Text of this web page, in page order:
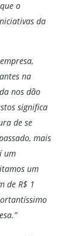
o
da
na
nos dão
significa
de se
mais
um
um
de R$ 1